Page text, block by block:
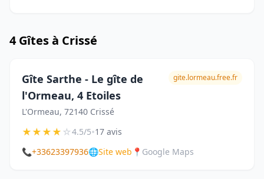
4 Gîtes à Crissé
Gîte Sarthe - Le gîte de
l'Ormeau, 4 Etoiles
L'Ormeau, 72140 Crissé
gite.lormeau.free.fr
★★★★☆4.5/5•17 avis
📞+33623397936🌐Site web 📍 Google Maps